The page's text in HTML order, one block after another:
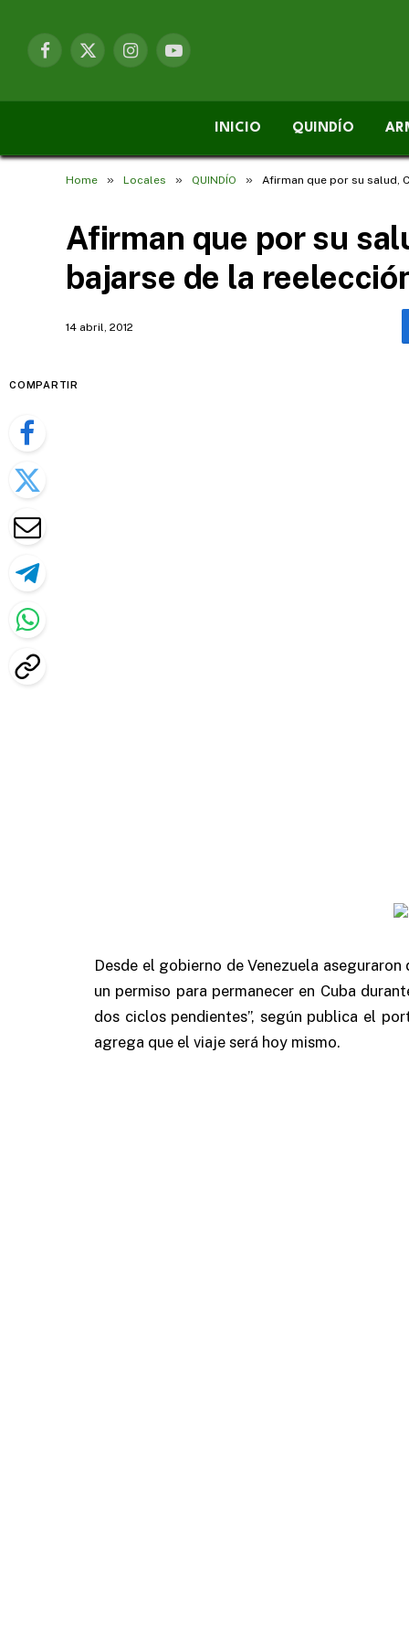
Facebook
X
InstagramYouTube
INICIO QUINDÍO
Home » Locales » QUINDÍO » Afirman que por su salud,
Afirman que por su
bajarse de la
14 abril, 2012
COMPARTIR
Desde el gobierno de Venezuela
un permiso para permanecer en Cuba
dos ciclos pendientes”, según publica el
agrega que el viaje será hoy mismo.